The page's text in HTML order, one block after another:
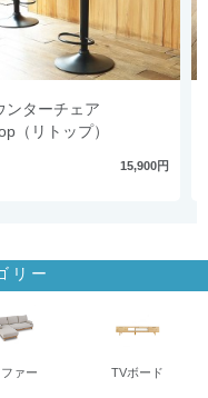
ンターチェア
（リトップ）
15,900円
リー
ァー TVボード